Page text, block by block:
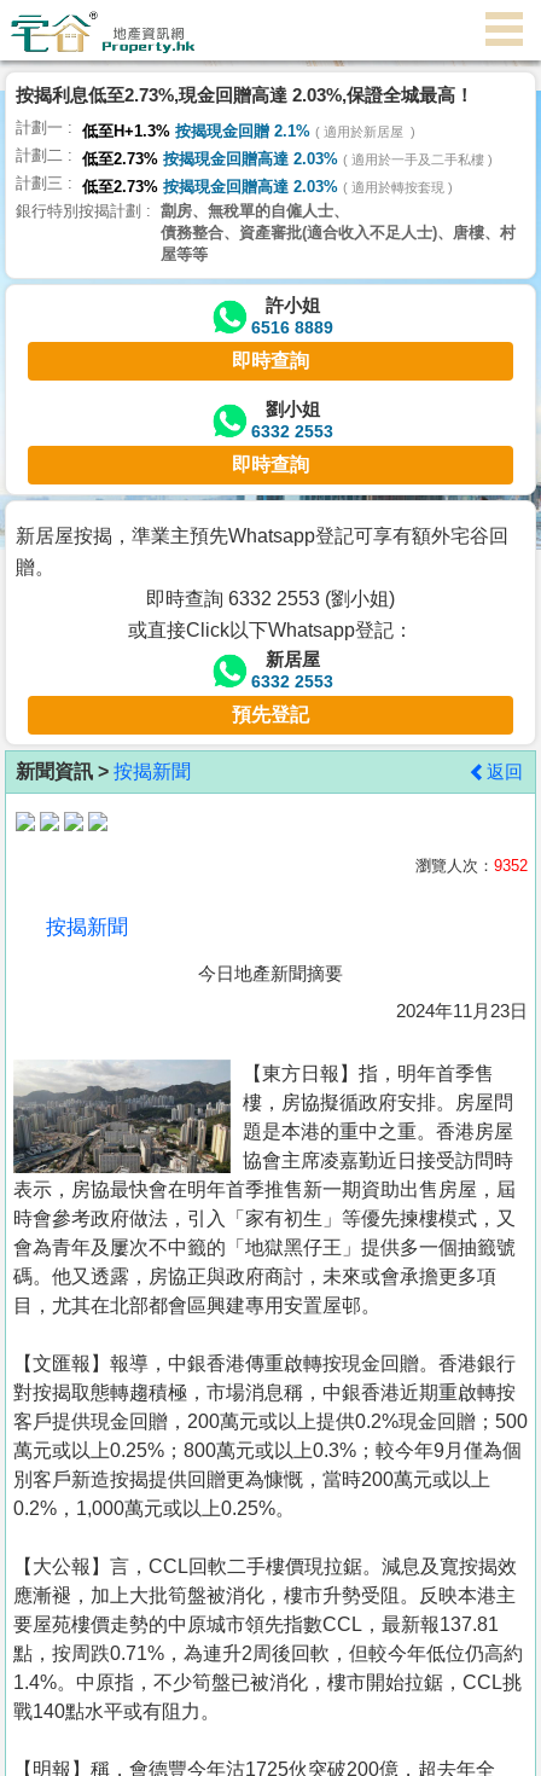
代
理
主
頁
搵
樓/
交
業
主
宅
谷
按
客
地
產
置
業
手
冊
關
於
我
們
按揭利息低至2.73%,現金回贈高達 2.03%,保證全城最高！
計劃一 低至H+1.3% 按揭現金回贈 2.1% 適用於新居屋
計劃二 低至2.73% 按揭現金回贈高達 2.03% 適用於一手及二手私樓
計劃三 低至2.73% 按揭現金回贈高達 2.03% 適用於轉按套現
銀行特別按揭計劃
劏房、無稅單的自僱人士、
債務整合、資產審批(適合收入不足人士)、唐樓、村
屋等等
許小姐
6516 8889
即時查詢
劉小姐
6332 2553
即時查詢
新居屋按揭，準業主預先Whatsapp登記可享有額外宅谷回
贈。
即時查詢 6332 2553 (劉小姐)
或直接Click以下Whatsapp登記：
新居屋
6332 2553
預先登記
新聞資訊 > 按揭新聞 返回
瀏覽人次： 9352
按揭新聞
今日地產新聞摘要
2024年11月23日
【東方日報】指，明年首季售
樓，房協擬循政府安排。房屋問
題是本港的重中之重。香港房屋
協會主席凌嘉勤近日接受訪問時
表示，房協最快會在明年首季推售新一期資助出售房屋，屆
時會參考政府做法，引入「家有初生」等優先揀樓模式，又
會為青年及屢次不中籤的「地獄黑仔王」提供多一個抽籤號
碼。他又透露，房協正與政府商討，未來或會承擔更多項
目，尤其在北部都會區興建專用安置屋邨。
【文匯報】報導，中銀香港傳重啟轉按現金回贈。香港銀行
對按揭取態轉趨積極，市場消息稱，中銀香港近期重啟轉按
客戶提供現金回贈，200萬元或以上提供0.2%現金回贈；500
萬元或以上0.25%；800萬元或以上0.3%；較今年9月僅為個
別客戶新造按揭提供回贈更為慷慨，當時200萬元或以上
0.2%，1,000萬元或以上0.25%。
【大公報】言，CCL回軟二手樓價現拉鋸。減息及寬按揭效
應漸褪，加上大批筍盤被消化，樓市升勢受阻。反映本港主
要屋苑樓價走勢的中原城市領先指數CCL，最新報137.81
點，按周跌0.71%，為連升2周後回軟，但較今年低位仍高約
1.4%。中原指，不少筍盤已被消化，樓市開始拉鋸，CCL挑
戰140點水平或有阻力。
【明報】稱，會德豐今年沽1725伙突破200億，超去年全